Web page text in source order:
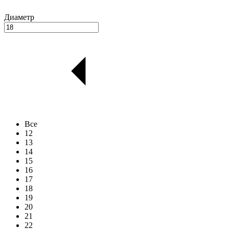
Диаметр
Все
12
13
14
15
16
17
18
19
20
21
22